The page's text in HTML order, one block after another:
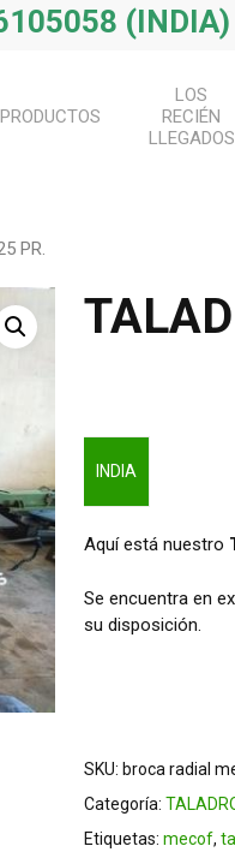
PRODUCTOS
LOS
RECIÉN
LLEGADOS
PR.
INDIA
Aquí está nuestro
Se encuentra en
su disposición.
SKU: broca radial
Categoría:
Etiquetas: mecof,